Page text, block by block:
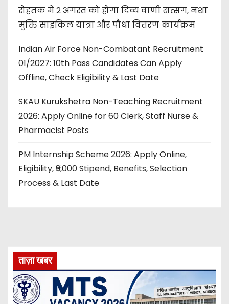
रोहतक में 2 अगस्त को होगा दिव्य वाणी सत्संग, नशा
मुक्ति साइकिल यात्रा और पौधा वितरण कार्यक्रम
Indian Air Force Non-Combatant Recruitment
01/2027: 10th Pass Candidates Can Apply
Offline, Check Eligibility & Last Date
SKAU Kurukshetra Non-Teaching Recruitment
2026: Apply Online for 60 Clerk, Staff Nurse &
Pharmacist Posts
PM Internship Scheme 2026: Apply Online,
Eligibility, ₹9,000 Stipend, Benefits, Selection
Process & Last Date
ताज़ा खबर